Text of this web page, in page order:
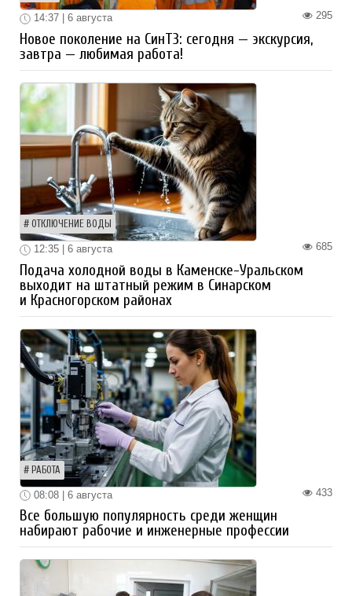
295
14:37 | 6 августа
Новое поколение на СинТЗ: сегодня — экскурсия,
завтра — любимая работа!
ОТКЛЮЧЕНИЕ ВОДЫ
685
12:35 | 6 августа
Подача холодной воды в Каменске-Уральском
выходит на штатный режим в Синарском
и Красногорском районах
РАБОТА
433
08:08 | 6 августа
Все большую популярность среди женщин
набирают рабочие и инженерные профессии